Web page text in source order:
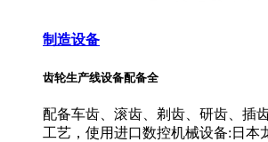
制造设备
齿轮生产线设备配备全
配备车齿、滚齿、剃齿、研齿、插
工艺，使用进口数控机械设备:日本